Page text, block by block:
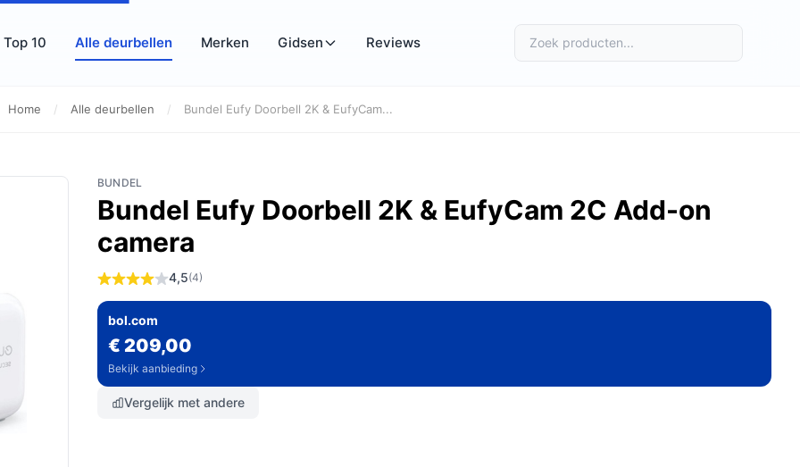
Top 10 Alle deurbellen Merken Gidsen Reviews
Home / Alle deurbellen / Bundel Eufy Doorbell 2K & EufyCam...
BUNDEL
Bundel Eufy Doorbell 2K & EufyCam 2C Add-on
camera
4,5(4)
bol.com
€ 209,00
Bekijk aanbieding
Vergelijk met andere